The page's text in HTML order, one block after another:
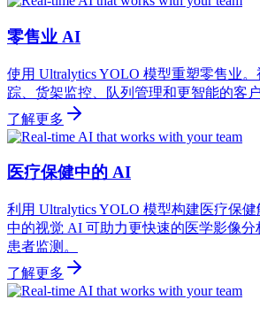
零售业 AI
使用 Ultralytics YOLO 模型重塑零售业
踪、货架监控、队列管理和更智能的客户
了解更多
医疗保健中的 AI
利用 Ultralytics YOLO 模型构建医疗保
中的视觉 AI 可助力更快速的医学影像
患者监测。
了解更多